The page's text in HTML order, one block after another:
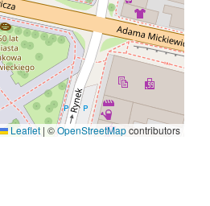
Leaflet | ©OpenStreetMapcontributors